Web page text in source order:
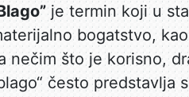
je termin koji u
bogatstvo,
nečim što je korisno,
često predstavlja